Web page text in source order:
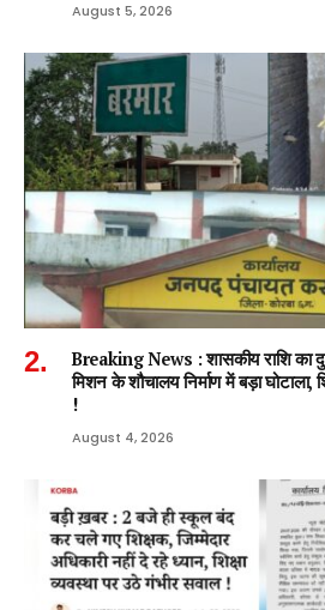
August 5, 2026
Breaking News : शासकीय राशि का
मिशन के शौचालय निर्माण में बड़ा घोटाला,
!
August 4, 2026